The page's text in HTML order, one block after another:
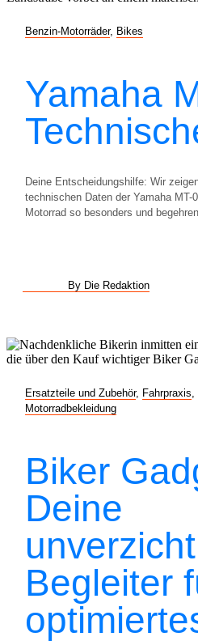
Benzin-Motorräder, Bikes
Yamaha
Deine Entscheidungshilfe: Wir
technischen Daten der Yamaha MT-
Motorrad so besonders und
By Die Redaktion
Ersatzteile und Zubehör, Fahrpraxis
Motorradbekleidung
Biker
Deine
Begleiter